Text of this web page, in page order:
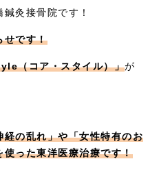
灸接骨院です！
せです！
（コア・スタイル）」が
経の乱れ」や「女性特有のお
使った東洋医療治療です！